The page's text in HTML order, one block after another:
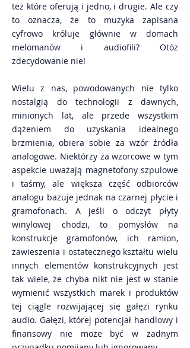
też które oferują i jedno, i drugie. Ale czy
to oznacza, że to muzyka zapisana
cyfrowo króluje głównie w domach
melomanów i audiofili? Otóż
zdecydowanie nie!
Wielu z nas, powodowanych nie tylko
nostalgią do technologii z dawnych,
minionych lat, ale przede wszystkim
dążeniem do uzyskania idealnego
brzmienia, obiera sobie za wzór źródła
analogowe. Niektórzy za wzorcowe w tym
aspekcie uważają magnetofony szpulowe
i taśmy, ale większa część odbiorców
analogu bazuje jednak na czarnej płycie i
gramofonach. A jeśli o odczyt płyty
winylowej chodzi, to pomysłów na
konstrukcje gramofonów, ich ramion,
zawieszenia i ostatecznego kształtu wielu
innych elementów konstrukcyjnych jest
tak wiele, że chyba nikt nie jest w stanie
wymienić wszystkich marek i produktów
tej ciągle rozwijającej się gałęzi rynku
audio. Gałęzi, której potencjał handlowy i
finansowy nie może być w żadnym